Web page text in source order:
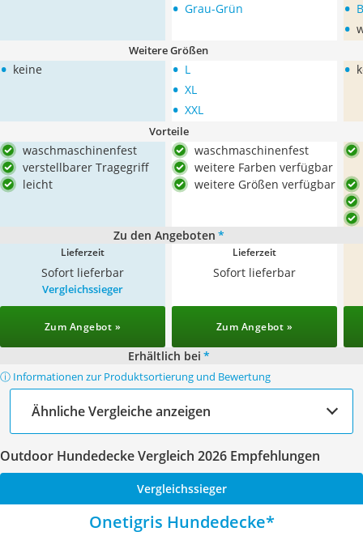
• Grau-Grün •
•
Weitere Größen
• keine • L
• XL
• XXL
•
Vorteile
waschmaschinenfest
verstellbarer Tragegriff
leicht
waschmaschinenfest
weitere Farben verfügbar
weitere Größen verfügbar
Zu den Angeboten *
Lieferzeit
Sofort lieferbar
Lieferzeit
Sofort lieferbar
Vergleichssieger
Zum Angebot » Zum Angebot »
Erhältlich bei *
ⓘ Informationen zur Produktsortierung und Bewertung
Ähnliche Vergleiche anzeigen
Outdoor Hundedecke Vergleich 2026 Empfehlungen
Vergleichssieger
Onetigris Hundedecke